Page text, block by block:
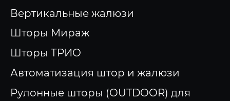
Вертикальные жалюзи
Шторы Мираж
Шторы ТРИО
Автоматизация штор и жалюзи
Рулонные шторы (OUTDOOR) для